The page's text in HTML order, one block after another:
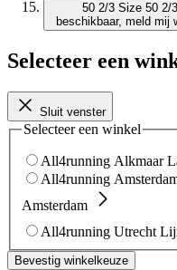
50 2/3 Size 50 2/
beschikbaar, meld mij
Selecteer een
Sluit venster
Selecteer een winkel
All4running Alkmaar
All4running
Amsterdam
All4running Utrecht
Bevestig winkelkeuze